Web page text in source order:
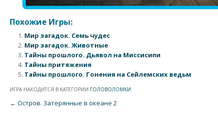
Похожие Игры:
Мир загадок. Семь чудес
Мир загадок. Животные
Тайны прошлого. Дьявол на Миссисипи
Тайны притяжения
Тайны прошлого. Гонения на Сейлемских ведьм
ИГРА НАХОДИТСЯ В КАТЕГОРИИ ГОЛОВОЛОМКИ.
Post navigation
← Остров. Затерянные в океане 2